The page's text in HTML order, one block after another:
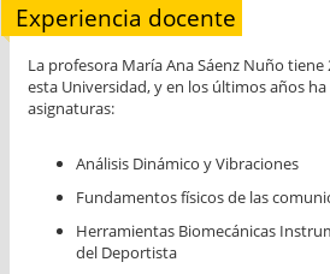
Experiencia docente
La profesora María Ana Sáenz Nuño tiene
esta Universidad, y en los últimos años
asignaturas:
Análisis Dinámico y Vibraciones
Fundamentos físicos de las
Herramientas Biomecánicas
del Deportista